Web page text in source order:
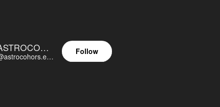
ASTROCOHORS EUNOIA ULTIMA
@astrocohors.eu@astrocohors.eu
Follow